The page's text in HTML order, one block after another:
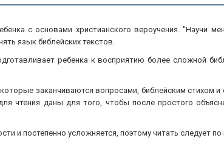
с основами христианского вероучения. "Научи
язык библейских текстов.
ребенка к восприятию более сложной
заканчиваются вопросами, библейским стихом
чтения даны для того, чтобы после простого
и постепенно усложняется, поэтому читать следует по